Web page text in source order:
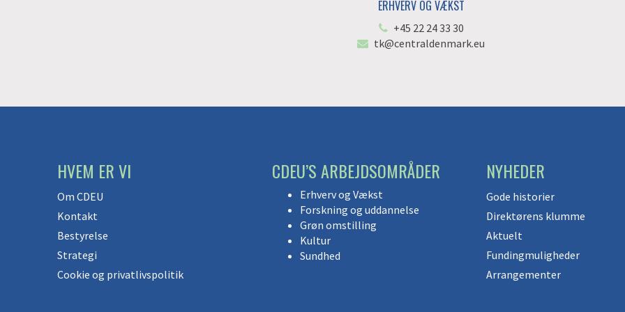
ERHVERV OG VÆKST
+45 22 24 33 30
tk@centraldenmark.eu
HVEM ER VI
Om CDEU
Kontakt
Bestyrelse
Strategi
Cookie og privatlivspolitik
CDEU’S ARBEJDSOMRÅDER
Erhverv og Vækst
Forskning og uddannelse
Grøn omstilling
Kultur
Sundhed
NYHEDER
Gode historier
Direktørens klumme
Aktuelt
Fundingmuligheder
Arrangementer